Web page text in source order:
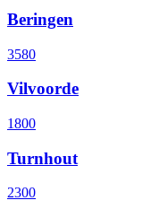
Beringen
3580
Vilvoorde
1800
Turnhout
2300